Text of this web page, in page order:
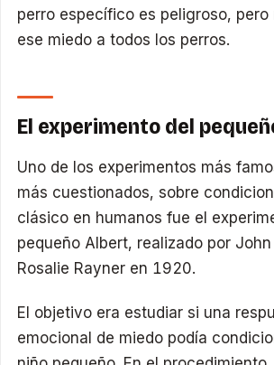
perro específico es peligroso, pero
ese miedo a todos los perros.
El experimento del
Uno de los experimentos más
más cuestionados, sobre
clásico en humanos fue el
pequeño Albert, realizado por
Rosalie Rayner en 1920.
El objetivo era estudiar si una
emocional de miedo podía